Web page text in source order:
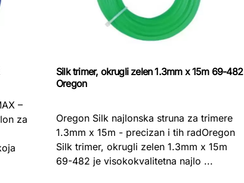
–
za
Silk trimer, okrugli zelen 1.3mm x 15m 69-482
Oregon
Oregon Silk najlonska struna za trimere
1.3mm x 15m - precizan i tih radOregon
Silk trimer, okrugli zelen 1.3mm x 15m
69-482 je visokokvalitetna najlo ...